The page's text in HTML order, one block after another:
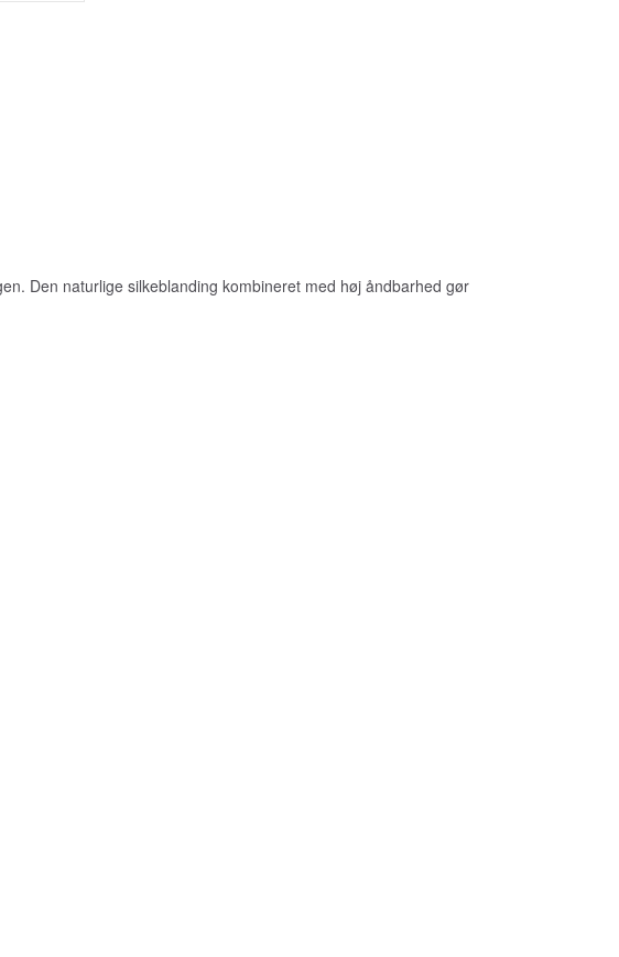
Den naturlige silkeblanding kombineret med høj åndbarhed gør